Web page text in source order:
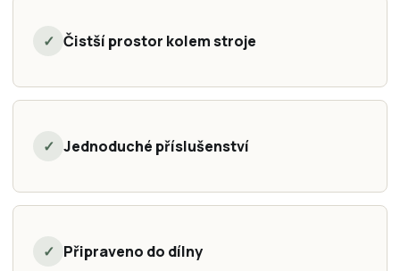
✓ Čistší prostor kolem stroje
✓ Jednoduché příslušenství
✓ Připraveno do dílny